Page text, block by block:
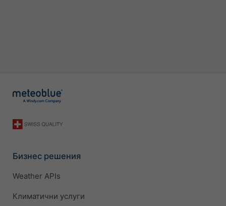
Бизнес решения
Weather APIs
Климатични услуги